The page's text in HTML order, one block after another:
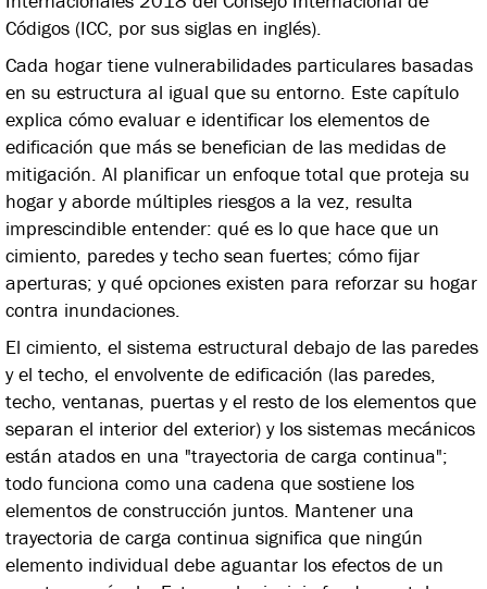
Códigos (ICC, por sus siglas en inglés).
Cada hogar tiene vulnerabilidades particulares basadas
en su estructura al igual que su entorno. Este capítulo
explica cómo evaluar e identificar los elementos de
edificación que más se benefician de las medidas de
mitigación. Al planificar un enfoque total que proteja su
hogar y aborde múltiples riesgos a la vez, resulta
imprescindible entender: qué es lo que hace que un
cimiento, paredes y techo sean fuertes; cómo fijar
aperturas; y qué opciones existen para reforzar su hogar
contra inundaciones.
El cimiento, el sistema estructural debajo de las paredes
y el techo, el envolvente de edificación (las paredes,
techo, ventanas, puertas y el resto de los elementos que
separan el interior del exterior) y los sistemas mecánicos
están atados en una "trayectoria de carga continua";
todo funciona como una cadena que sostiene los
elementos de construcción juntos. Mantener una
trayectoria de carga continua significa que ningún
elemento individual debe aguantar los efectos de un